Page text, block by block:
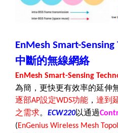
EnMesh Smart-
中斷的無線網絡
EnMesh Smart-Sensing
為簡，更快更有效率的延伸
逐部AP設定WDS功能 ， 達到
之需求。 ECW220以通過
(EnGenius Wireless Mesh